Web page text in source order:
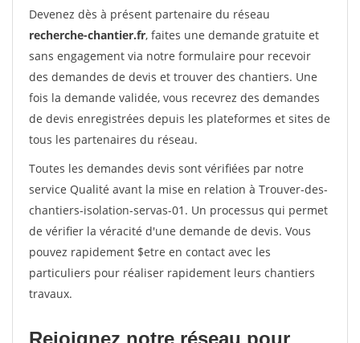
Devenez dès à présent partenaire du réseau
recherche-chantier.fr, faites une demande gratuite et
sans engagement via notre formulaire pour recevoir
des demandes de devis et trouver des chantiers. Une
fois la demande validée, vous recevrez des demandes
de devis enregistrées depuis les plateformes et sites de
tous les partenaires du réseau.
Toutes les demandes devis sont vérifiées par notre
service Qualité avant la mise en relation à Trouver-des-
chantiers-isolation-servas-01. Un processus qui permet
de vérifier la véracité d'une demande de devis. Vous
pouvez rapidement $etre en contact avec les
particuliers pour réaliser rapidement leurs chantiers
travaux.
Rejoignez notre réseau pour